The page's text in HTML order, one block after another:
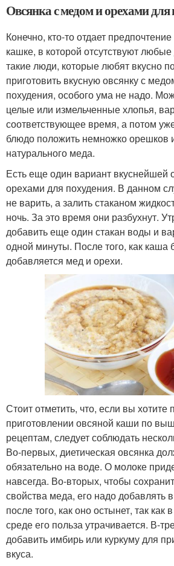
Овсянка с медом и орехами для
Конечно, кто-то отдает
кашке, в которой отсутствуют
такие люди, которые любят вкусно
приготовить вкусную овсянку с
похудения, особого ума не надо.
целые или измельченные хлопья,
соответствующее время, а потом
блюдо положить немножко орешков
натурального меда.
Есть еще один вариант вкуснейшей
орехами для похудения. В данном
не варить, а залить стаканом
ночь. За это время они разбухнут.
добавить еще один стакан воды и
одной минуты. После того, как каша
добавляется мед и орехи.
Стоит отметить, что, если вы хотите
приготовлении овсяной каши по
рецептам, следует соблюдать
Во-первых, диетическая овсянка
обязательно на воде. О молоке
навсегда. Во-вторых, чтобы
свойства меда, его надо добавлять
после того, как оно остынет, так как
среде его польза утрачивается. В-
добавить имбирь или куркуму для
вкуса.